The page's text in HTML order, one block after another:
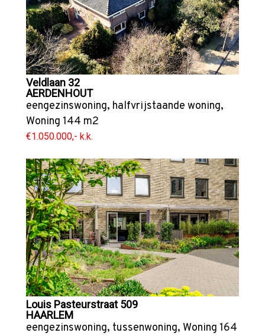
Veldlaan 32
AERDENHOUT
eengezinswoning, halfvrijstaande woning,
Woning 144 m2
€1.050.000,- k.k.
Louis Pasteurstraat 509
HAARLEM
eengezinswoning, tussenwoning, Woning 164